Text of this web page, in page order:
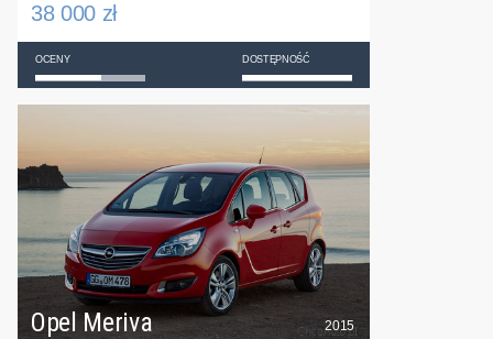
38 000 zł
OCENY DOSTĘPNOŚĆ
Opel Meriva 2015